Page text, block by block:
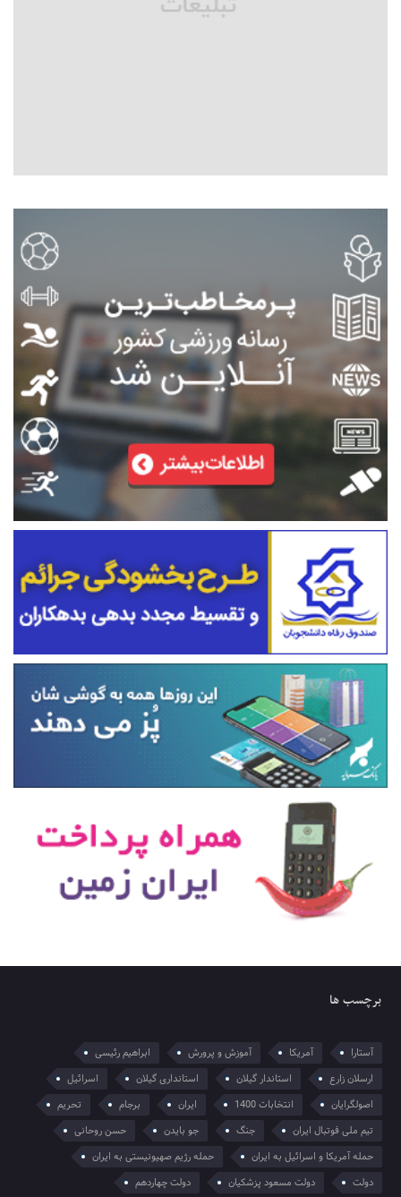
برچسب ها
آستارا آمریکا آموزش و پرورش
ابراهیم رئیسی
ارسلان زارع
استاندار گیلان استانداری گیلان
اسرائیل
اصولگرایان
انتخابات 1400 ایران برجام
تحریم
تیم ملی فوتبال ایران
جنگ جو بایدن
حسن روحانی
حمله آمریکا و اسرائیل به ایران
حمله رژیم صهیونیستی به ایران
دولت
دولت مسعود پزشکیان دولت چهاردهم